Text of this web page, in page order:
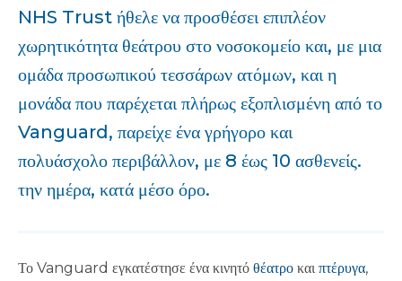
NHS Trust ήθελε να προσθέσει επιπλέον
χωρητικότητα θεάτρου στο νοσοκομείο και, με μια
ομάδα προσωπικού τεσσάρων ατόμων, και η
μονάδα που παρέχεται πλήρως εξοπλισμένη από το
Vanguard, παρείχε ένα γρήγορο και
πολυάσχολο περιβάλλον, με 8 έως 10 ασθενείς.
την ημέρα, κατά μέσο όρο.
Το Vanguard εγκατέστησε ένα κινητό θέατρο και πτέρυγα,